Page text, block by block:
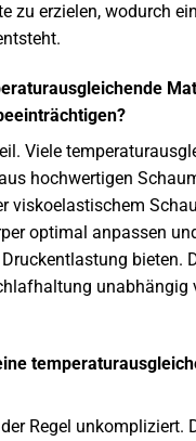
zu erzielen, wodurch
Viele
hochwertigen
viskoelastischem
optimal anpassen
bieten.
unabhängig
Regel unkompliziert.